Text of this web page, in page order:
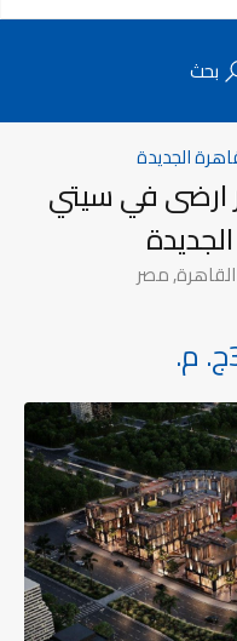
بحث
الجديدة
١١٨ م دور ارضى في سيتي
القاهرة, مصر